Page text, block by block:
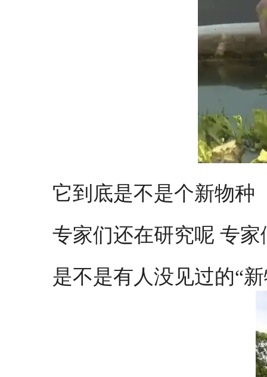
它到底是不是个新物种
专家们还在研究呢 专
是不是有人没见过的“